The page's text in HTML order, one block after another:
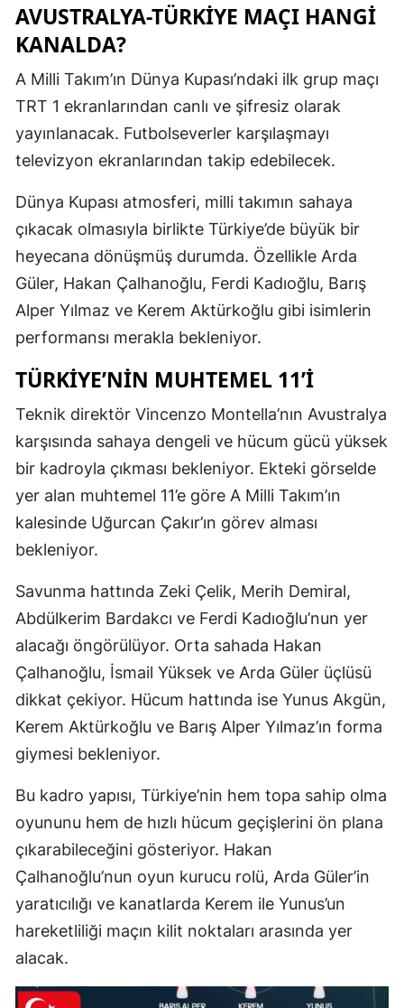
AVUSTRALYA-TÜRKIYE MAÇI HANGI
KANALDA?
A Milli Takım’ın Dünya Kupası’ndaki ilk grup maçı
TRT 1 ekranlarından canlı ve şifresiz olarak
yayınlanacak. Futbolseverler karşılaşmayı
televizyon ekranlarından takip edebilecek.
Dünya Kupası atmosferi, milli takımın sahaya
çıkacak olmasıyla birlikte Türkiye’de büyük bir
heyecana dönüşmüş durumda. Özellikle Arda
Güler, Hakan Çalhanoğlu, Ferdi Kadıoğlu, Barış
Alper Yılmaz ve Kerem Aktürkoğlu gibi isimlerin
performansı merakla bekleniyor.
TÜRKIYE’NIN MUHTEMEL 11’I
Teknik direktör Vincenzo Montella’nın Avustralya
karşısında sahaya dengeli ve hücum gücü yüksek
bir kadroyla çıkması bekleniyor. Ekteki görselde
yer alan muhtemel 11’e göre A Milli Takım’ın
kalesinde Uğurcan Çakır’ın görev alması
bekleniyor.
Savunma hattında Zeki Çelik, Merih Demiral,
Abdülkerim Bardakcı ve Ferdi Kadıoğlu’nun yer
alacağı öngörülüyor. Orta sahada Hakan
Çalhanoğlu, İsmail Yüksek ve Arda Güler üçlüsü
dikkat çekiyor. Hücum hattında ise Yunus Akgün,
Kerem Aktürkoğlu ve Barış Alper Yılmaz’ın forma
giymesi bekleniyor.
Bu kadro yapısı, Türkiye’nin hem topa sahip olma
oyununu hem de hızlı hücum geçişlerini ön plana
çıkarabileceğini gösteriyor. Hakan
Çalhanoğlu’nun oyun kurucu rolü, Arda Güler’in
yaratıcılığı ve kanatlarda Kerem ile Yunus’un
hareketliliği maçın kilit noktaları arasında yer
alacak.